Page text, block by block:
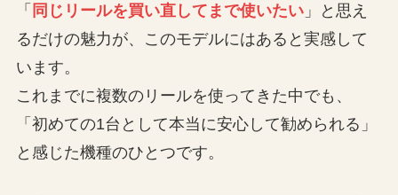
「 同じリールを買い直してまで使いたい」と思え
るだけの魅力が、このモデルにはあると実感して
います。
これまでに複数のリールを使ってきた中でも、
「初めての1台として本当に安心して勧められる」
と感じた機種のひとつです。